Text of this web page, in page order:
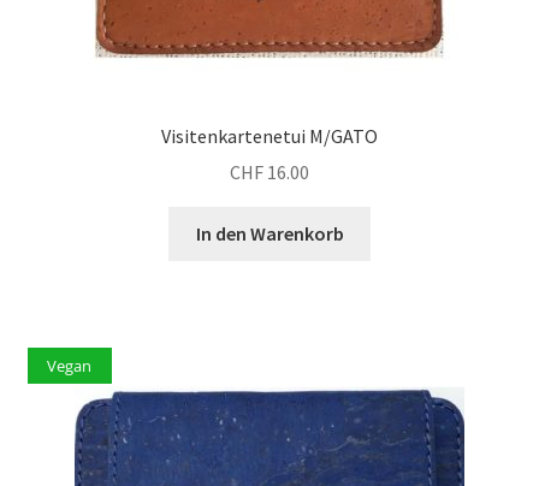
Visitenkartenetui M/GATO
CHF 16.00
In den Warenkorb
Vegan